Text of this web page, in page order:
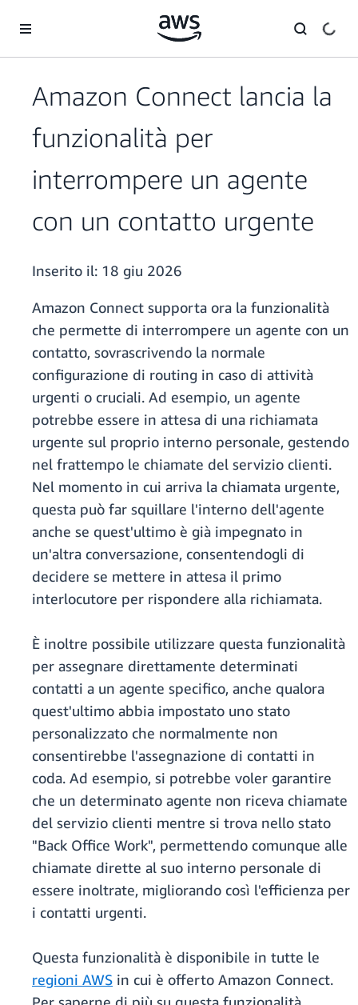
Amazon Connect lancia la
funzionalità per
interrompere un agente
con un contatto urgente
Inserito il: 18 giu 2026
Amazon Connect supporta ora la funzionalità
che permette di interrompere un agente con un
contatto, sovrascrivendo la normale
configurazione di routing in caso di attività
urgenti o cruciali. Ad esempio, un agente
potrebbe essere in attesa di una richiamata
urgente sul proprio interno personale, gestendo
nel frattempo le chiamate del servizio clienti.
Nel momento in cui arriva la chiamata urgente,
questa può far squillare l'interno dell'agente
anche se quest'ultimo è già impegnato in
un'altra conversazione, consentendogli di
decidere se mettere in attesa il primo
interlocutore per rispondere alla richiamata.
È inoltre possibile utilizzare questa funzionalità
per assegnare direttamente determinati
contatti a un agente specifico, anche qualora
quest'ultimo abbia impostato uno stato
personalizzato che normalmente non
consentirebbe l'assegnazione di contatti in
coda. Ad esempio, si potrebbe voler garantire
che un determinato agente non riceva chiamate
del servizio clienti mentre si trova nello stato
"Back Office Work", permettendo comunque alle
chiamate dirette al suo interno personale di
essere inoltrate, migliorando così l'efficienza per
i contatti urgenti.
Questa funzionalità è disponibile in tutte le
regioni AWS in cui è offerto Amazon Connect.